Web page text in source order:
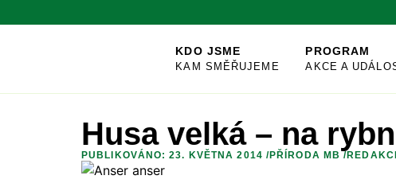
KDO JSME
KAM SMĚŘUJEME
PROGRAM
AKCE A
Husa velká – na
PUBLIKOVÁNO: 23. KVĚTNA 2014 /PŘÍRODA MB /